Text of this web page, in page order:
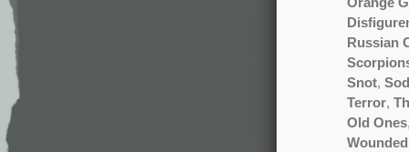
Russian
Snot,
Terror,
Old Ones